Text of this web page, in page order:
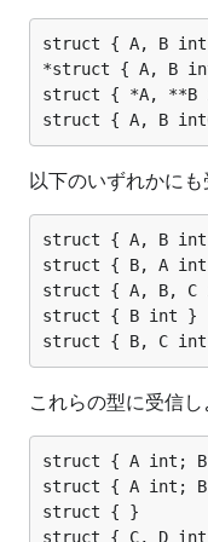
struct { A, B int }	//
*struct { A, B int }	// 構造体の追加の
struct { *A, **B int }	// フィールドの追
以下のいずれかに
struct { A, B int }	//
struct { B, A int }	// 順序は関係ありません; 名前でマッチン
struct { A, B, C int }	// 追加のフィールド（C）
struct { B int }	// 欠落しているフィールド（A）は無視されます; データは破棄されます
これらの型に受信
struct { A int; B uint }	// Bの符
struct { A int; B float }	// Bの
struct { }			// 共通のフィールド名がありません